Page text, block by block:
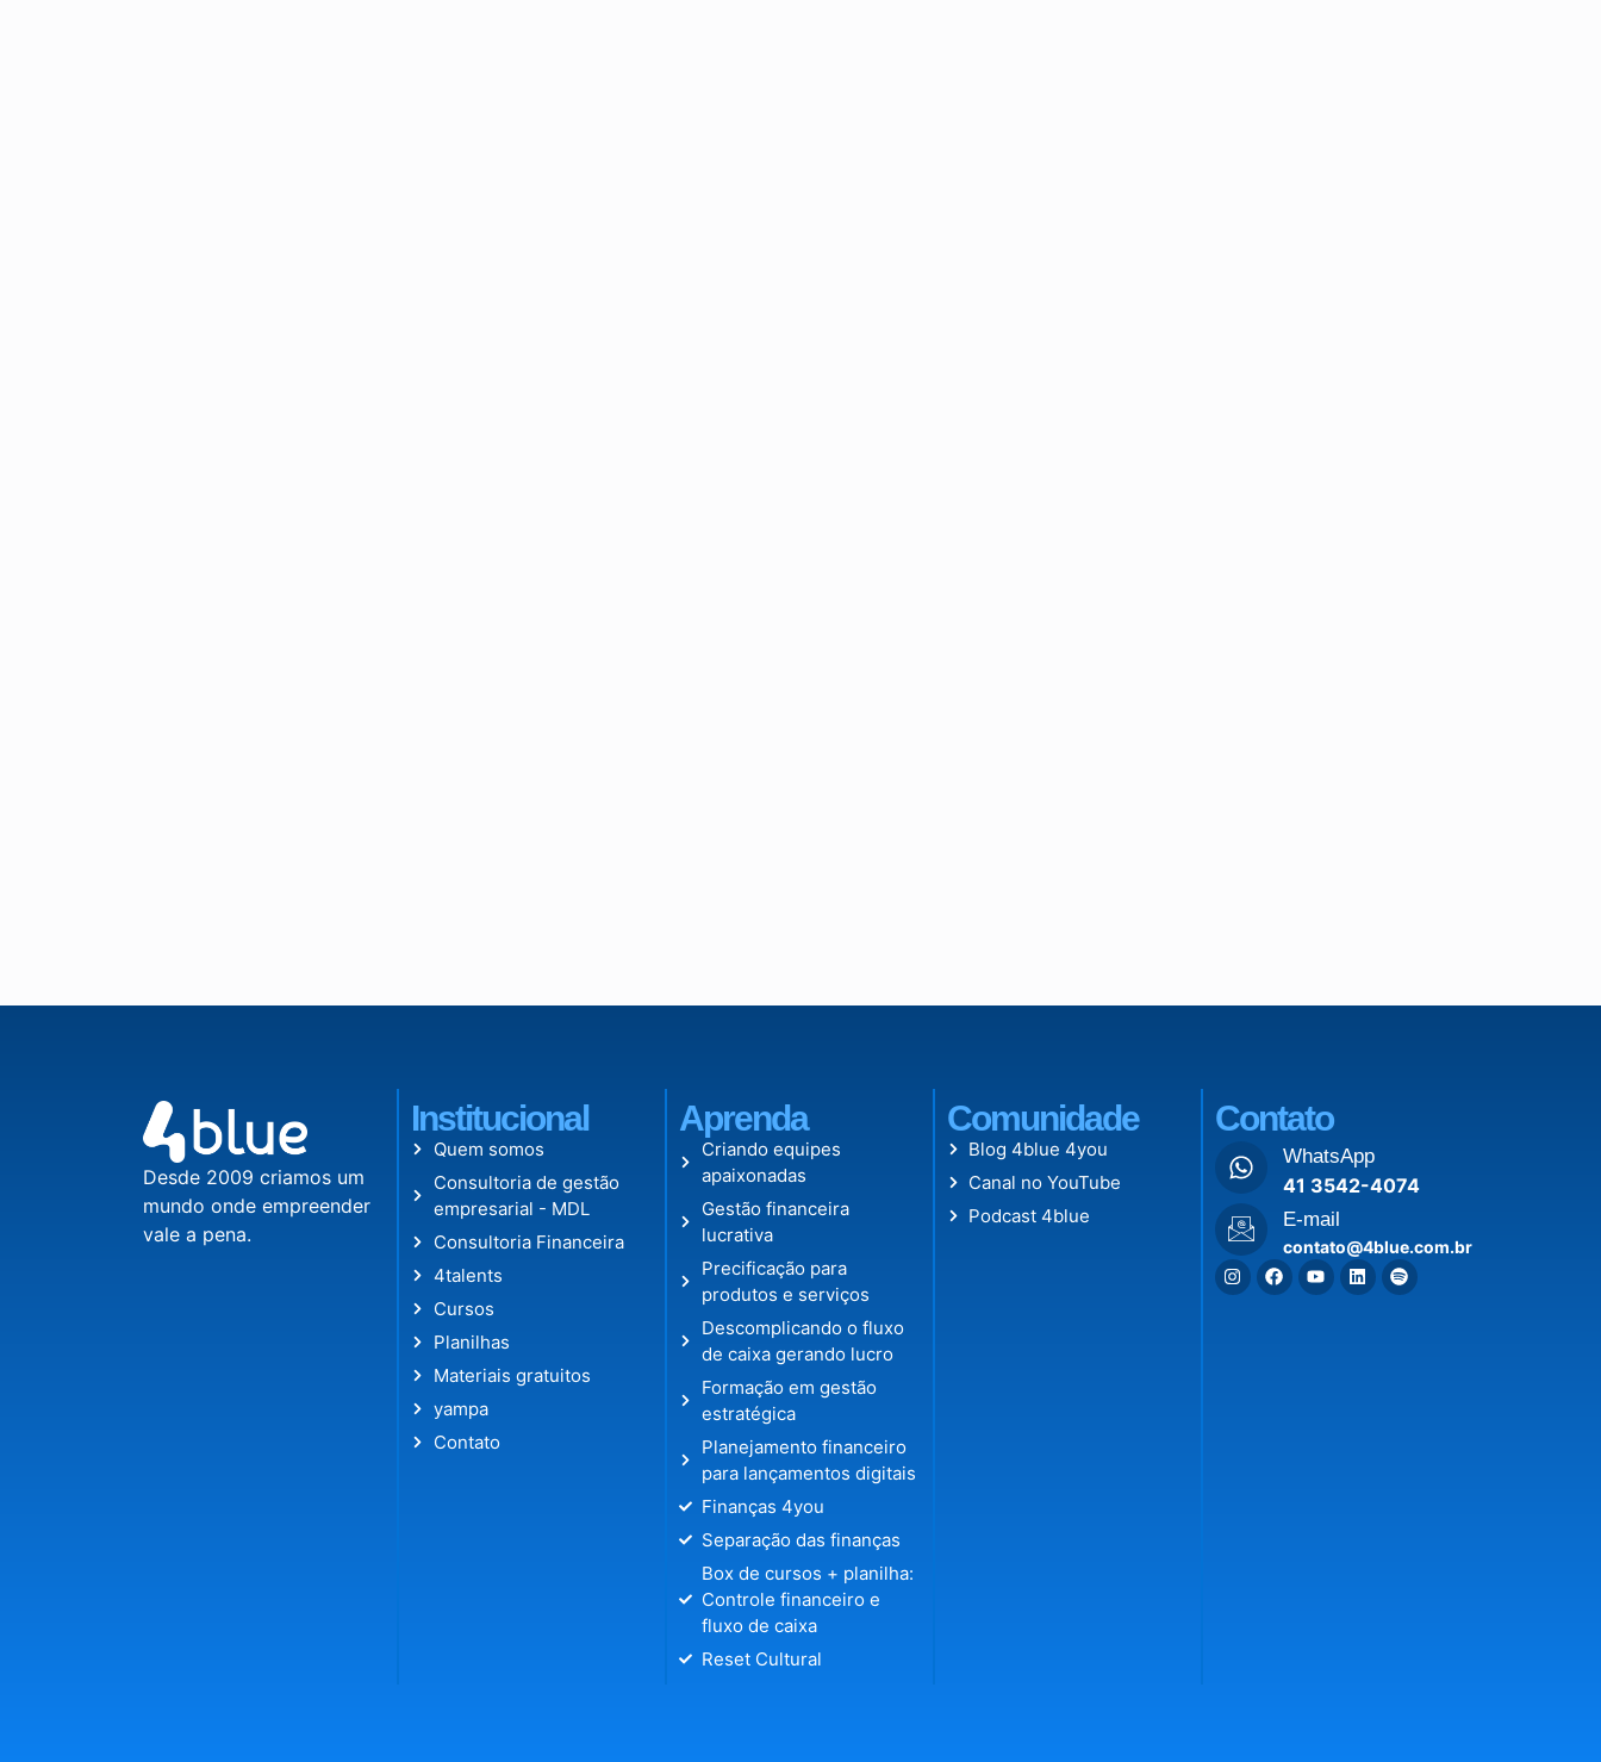
Desde 2009 criamos um
mundo onde empreender
vale a pena.
Institucional
Quem somos
Consultoria de gestão
empresarial - MDL
Consultoria Financeira
4talents
Cursos
Planilhas
Materiais gratuitos
yampa
Contato
Aprenda
Criando equipes
apaixonadas
Gestão financeira
lucrativa
Precificação para
produtos e serviços
Descomplicando o fluxo
de caixa gerando lucro
Formação em gestão
estratégica
Planejamento financeiro
para lançamentos digitais
Finanças 4you
Separação das finanças
Box de cursos + planilha:
Controle financeiro e
fluxo de caixa
Reset Cultural
Comunidade
Blog 4blue 4you
Canal no YouTube
Podcast 4blue
Contato
WhatsApp
41 3542-4074
E-mail
contato@4blue.com.br